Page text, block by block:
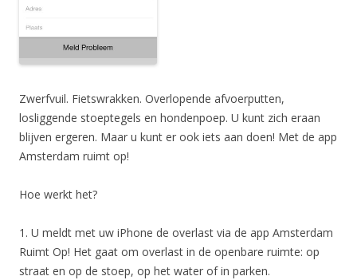
Zwerfvuil. Fietswrakken. Overlopende afvoerputten,
losliggende stoeptegels en hondenpoep. U kunt zich eraan
blijven ergeren. Maar u kunt er ook iets aan doen! Met de app
Amsterdam ruimt op!
Hoe werkt het?
1. U meldt met uw iPhone de overlast via de app Amsterdam
Ruimt Op! Het gaat om overlast in de openbare ruimte: op
straat en op de stoep, op het water of in parken.